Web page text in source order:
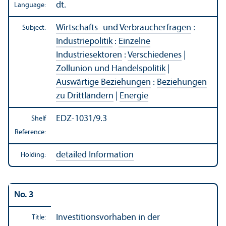
Language: dt.
Subject: Wirtschafts- und Verbraucherfragen :
Industriepolitik: Einzelne
Industriesektoren : Verschiedenes
Zollunion und Handelspolitik|
Auswärtige Beziehungen : Beziehungen
zu Drittländern
Energie
Shelf
Reference:
EDZ-1031/9.3
Holding: detailed Information
No. 3
Title:
Investitionsvorhaben in der